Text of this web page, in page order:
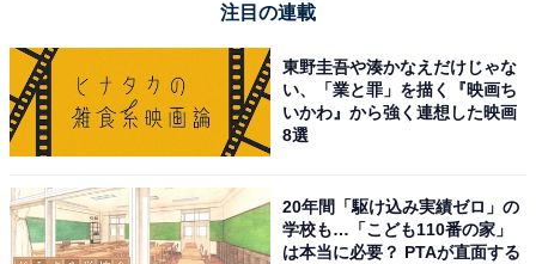
注目の連載
東野圭吾や湊かなえだけじゃな
い、「業と罪」を描く『映画ち
いかわ』から強く連想した映画
8選
20年間「駆け込み実績ゼロ」の
学校も…「こども110番の家」
は本当に必要？ PTAが直面する